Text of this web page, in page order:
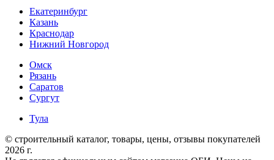
Екатеринбург
Казань
Краснодар
Нижний Новгород
Омск
Рязань
Саратов
Сургут
Тула
© строительный каталог, товары, цены, отзывы покупателей
2026 г.